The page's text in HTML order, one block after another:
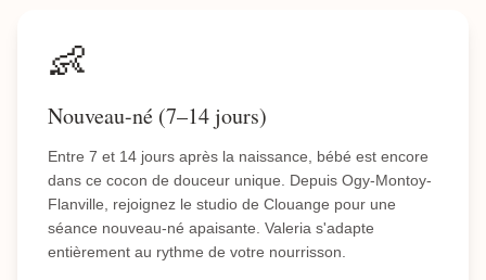
👶
Nouveau-né (7–14 jours)
Entre 7 et 14 jours après la naissance, bébé est encore
dans ce cocon de douceur unique. Depuis Ogy-Montoy-
Flanville, rejoignez le studio de Clouange pour une
séance nouveau-né apaisante. Valeria s'adapte
entièrement au rythme de votre nourrisson.